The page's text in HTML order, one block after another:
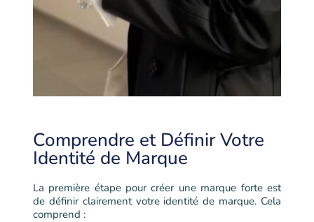
Comprendre et Définir Votre
Identité de Marque
La première étape pour créer une marque forte est
de définir clairement votre identité de marque. Cela
comprend :